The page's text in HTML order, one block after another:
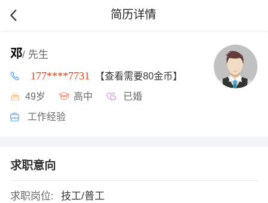
简历详情
邓/ 先生
177****7731 【查看需要80金币】
49岁 高中 已婚
工作经验
求职意向
求职岗位:
技工/普工